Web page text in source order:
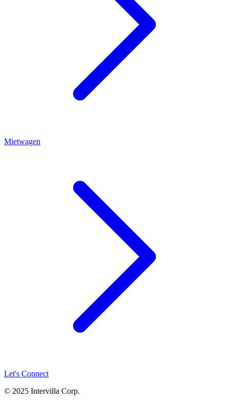
Mietwagen
Let's Connect
© 2025 Intervilla Corp.